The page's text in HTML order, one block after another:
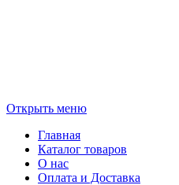
Открыть меню
Главная
Каталог товаров
О нас
Оплата и Доставка